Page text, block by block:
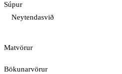
Súpur
Neytendasvið
Matvörur
Bökunarvörur